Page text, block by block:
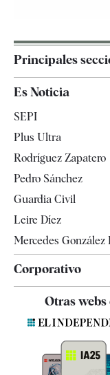
Principales
España
Televisión
Es Noticia
SEPI
Plus Ultra
Rodríguez Zapatero
Pedro Sánchez
Guardia Civil
Leire Díez
Mercedes González
Corporativo
Contacto
Otras webs